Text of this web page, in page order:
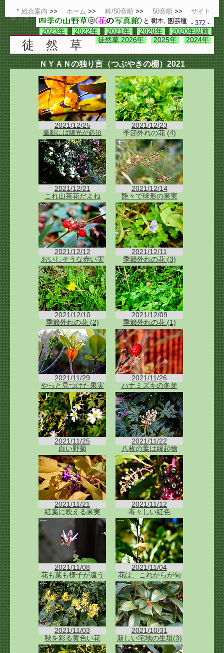
総合案内 ホーム 科/50音順 50音順
サイト
マップ
- 372 -
2020年以前
2020年
2021年
2022年
2023年
2024年
2025年
徒然草 2026年
徒 然 草
ＮＹＡＮの独り言（つぶやきの棚）2021
2021/12/25
撮影には陽光が必須
2021/12/23
季節外れの花 (4)
2021/12/21
これ山茶花だよね
2021/12/14
艶々で球形の果実
2021/12/12
おいしそうな赤い実
2021/12/11
季節外れの花 (3)
2021/12/10
季節外れの花 (2)
2021/12/09
季節外れの花 (1)
2021/11/29
やっと見つけた果実
2021/11/26
ハナミズキの冬芽
2021/11/25
白い野菊
2021/11/22
八枚の葉は縁起物
2021/11/21
紅葉に映える果実
2021/11/12
毒々しい紅色
2021/11/08
花も葉も様子が違う
2021/11/04
花は、これからが旬
2021/11/03
秋を彩る黄色い花
2021/10/31
新しい宅地の生垣(3)